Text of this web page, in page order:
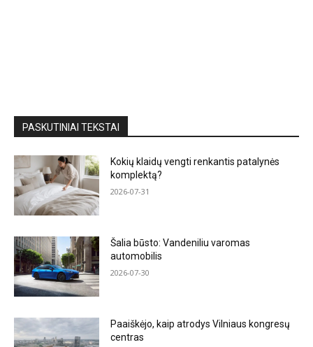
PASKUTINIAI TEKSTAI
Kokių klaidų vengti renkantis patalynės
komplektą?
2026-07-31
Šalia būsto: Vandeniliu varomas
automobilis
2026-07-30
Paaiškėjo, kaip atrodys Vilniaus kongresų
centras